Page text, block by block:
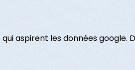
aspirent les données google.